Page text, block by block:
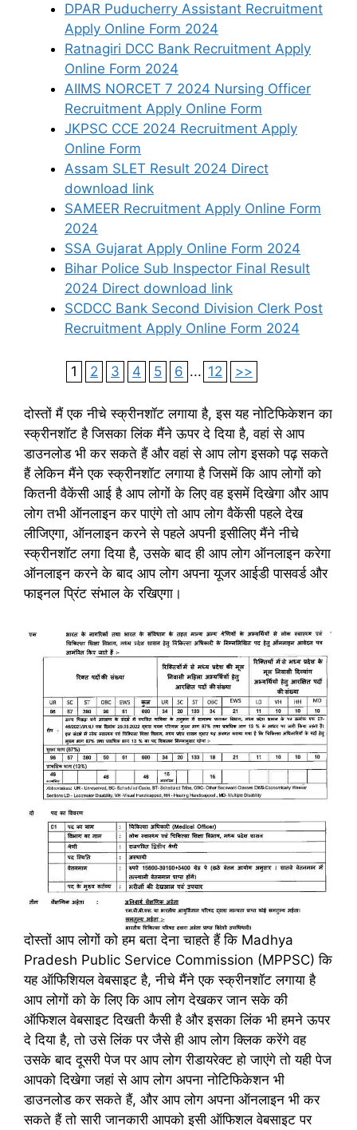
DPAR Puducherry Assistant Recruitment
Apply Online Form 2024
Ratnagiri DCC Bank Recruitment Apply
Online Form 2024
AIIMS NORCET 7 2024 Nursing Officer
Recruitment Apply Online Form
JKPSC CCE 2024 Recruitment Apply
Online Form
Assam SLET Result 2024 Direct
download link
SAMEER Recruitment Apply Online Form
2024
SSA Gujarat Apply Online Form 2024
Bihar Police Sub Inspector Final Result
2024 Direct download link
SCDCC Bank Second Division Clerk Post
Recruitment Apply Online Form 2024
1 2 3 4 5 6 ... 12 >>
दोस्तों मैं एक नीचे स्क्रीनशॉट लगाया है, इस यह नोटिफिकेशन का
स्क्रीनशॉट है जिसका लिंक मैंने ऊपर दे दिया है, वहां से आप
डाउनलोड भी कर सकते हैं और वहां से आप लोग इसको पढ़ सकते
हैं लेकिन मैंने एक स्क्रीनशॉट लगाया है जिसमें कि आप लोगों को
कितनी वैकेंसी आई है आप लोगों के लिए वह इसमें दिखेगा और आप
लोग तभी ऑनलाइन कर पाएंगे तो आप लोग वैकेंसी पहले देख
लीजिएगा, ऑनलाइन करने से पहले अपनी इसीलिए मैंने नीचे
स्क्रीनशॉट लगा दिया है, उसके बाद ही आप लोग ऑनलाइन करेगा
ऑनलाइन करने के बाद आप लोग अपना यूजर आईडी पासवर्ड और
फाइनल प्रिंट संभाल के रखिएगा।
दोस्तों आप लोगों को हम बता देना चाहते हैं कि Madhya
Pradesh Public Service Commission (MPPSC) कि
यह ऑफिशियल वेबसाइट है, नीचे मैंने एक स्क्रीनशॉट लगाया है
आप लोगों को के लिए कि आप लोग देखकर जान सके की
ऑफिशल वेबसाइट दिखती कैसी है और इसका लिंक भी हमने ऊपर
दे दिया है, तो उसे लिंक पर जैसे ही आप लोग क्लिक करेंगे वह
उसके बाद दूसरी पेज पर आप लोग रीडायरेक्ट हो जाएंगे तो यही पेज
आपको दिखेगा जहां से आप लोग अपना नोटिफिकेशन भी
डाउनलोड कर सकते हैं, और आप लोग अपना ऑनलाइन भी कर
सकते हैं तो सारी जानकारी आपको इसी ऑफिशल वेबसाइट पर